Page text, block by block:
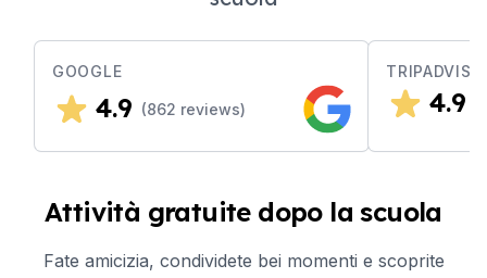
GOOGLE
4.9 (862 reviews) 4.9
Attività gratuite dopo la scuola
Fate amicizia, condividete bei momenti e scoprite